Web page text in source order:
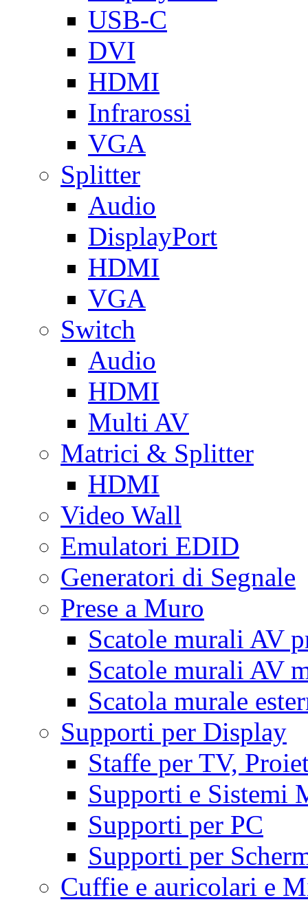
USB-C
DVI
HDMI
Infrarossi
VGA
Splitter
Audio
DisplayPort
HDMI
VGA
Switch
Audio
HDMI
Multi AV
Matrici & Splitter
HDMI
Video Wall
Emulatori EDID
Generatori di Segnale
Prese a Muro
Scatole murali AV
Scatole murali AV
Scatola murale
Supporti per Display
Staffe per TV,
Supporti e Sistemi
Supporti per PC
Supporti per
Cuffie e auricolari e